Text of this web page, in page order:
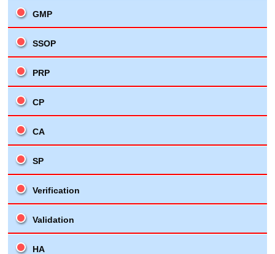
GMP
SSOP
PRP
CP
CA
SP
Verification
Validation
HA